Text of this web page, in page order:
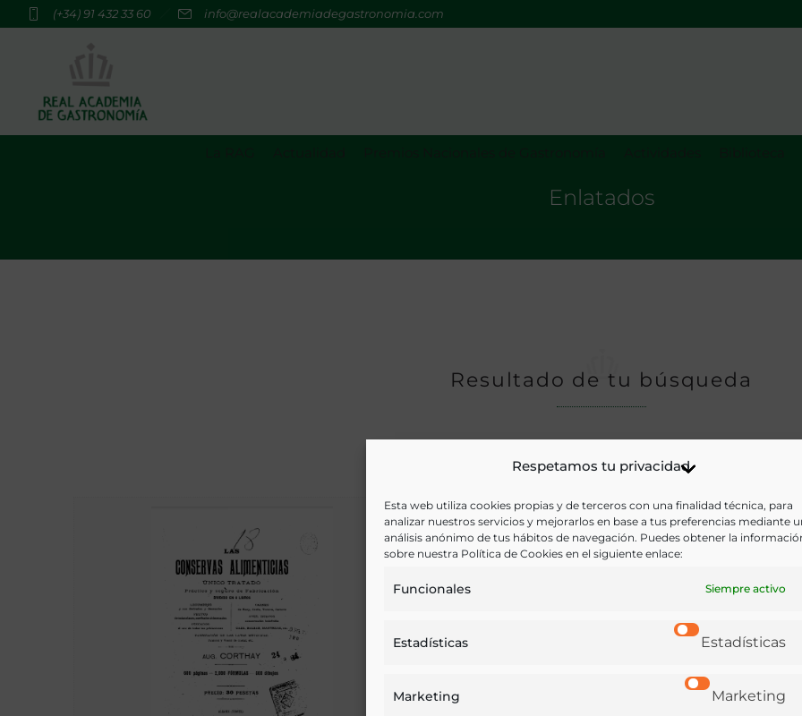
Respetamos tu privacidad
Esta web utiliza cookies propias y de terceros con una finalidad técnica, para
analizar nuestros servicios y mejorarlos en base a tus preferencias mediante
análisis anónimo de tus hábitos de navegación. Puedes obtener la
sobre nuestra Política de Cookies en el siguiente enlace:
Funcionales Siempre activo
Estadísticas Estadísticas
Marketing Marketing
(+34) 91 432 33 60 info@realacademiadegastronomia.com
Enlatados
Resultado de tu búsqueda